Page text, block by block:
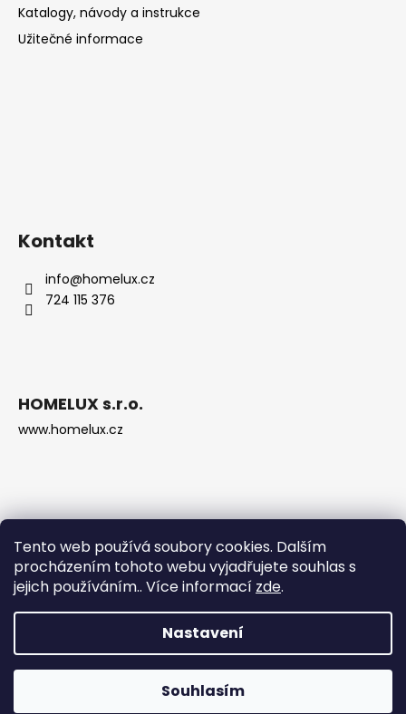
Tento web používá soubory cookies. Dalším
procházením tohoto webu vyjadřujete souhlas s
jejich používáním.. Více informací zde.
Nastavení
Souhlasím
Katalogy, návody a instrukce
Užitečné informace
Kontakt
info@homelux.cz
724 115 376
HOMELUX s.r.o.
www.homelux.cz
Copyright 2026Krbová kamna Děčín. Všechna práva
vyhrazena.